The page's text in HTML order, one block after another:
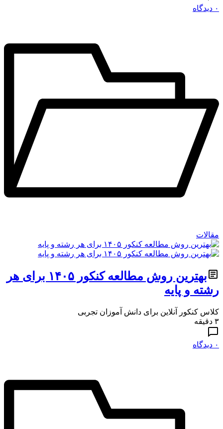
۰ دیدگاه
مقالات
بهترین روش مطالعه کنکور ۱۴۰۵ برای هر
رشته و پایه
کلاس کنکور آنلاین برای دانش آموزان تجربی
۳ دقیقه
۰ دیدگاه